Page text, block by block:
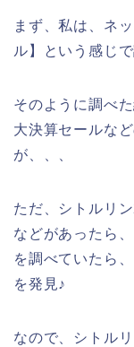
まず、私は、ネ
ル】という感じ
そのように調べ
大決算セールな
が、、、
ただ、シトルリ
などがあったら
を調べていたら
を発見♪
なので、シトル